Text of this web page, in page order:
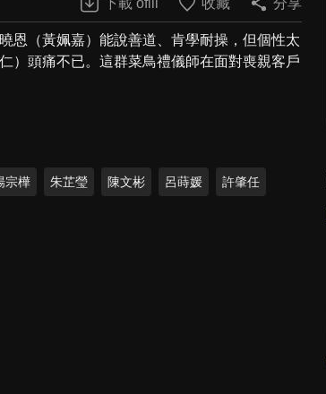
下載 ofiii 收藏 分享
恩（黃姵嘉）能說善道、肯學耐操，但個性太
）頭痛不已。這群菜鳥禮儀師在面對喪親客戶
宗樺 朱芷瑩 陳文彬 呂蒔媛 許肇任